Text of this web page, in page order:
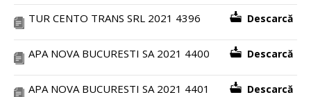
TUR CENTO TRANS SRL 2021 4396 Descarcă
APA NOVA BUCURESTI SA 2021 4400 Descarcă
APA NOVA BUCURESTI SA 2021 4401 Descarcă